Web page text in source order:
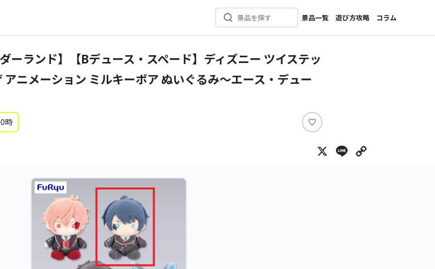
景品を探す
景品一覧
新着景品
遊び方攻略
コラム
インタビュー
ーランド】【Bデュース・スペード】ディズニー ツイステッ
ニメーション ミルキーボア ぬいぐるみ～エース・デュー
時
い
ね
X Line